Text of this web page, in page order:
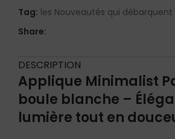
Tag: les Nouveautés qui débarquent
Share:
DESCRIPTION
Applique Minimalist
boule blanche –
lumière tout en